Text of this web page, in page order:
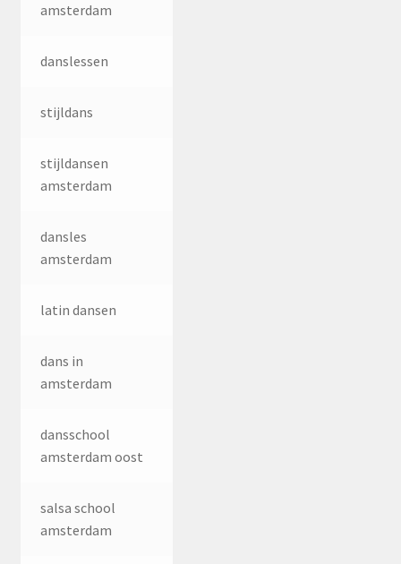
amsterdam
danslessen
stijldans
stijldansen
amsterdam
dansles
amsterdam
latin dansen
dans in
amsterdam
dansschool
amsterdam oost
salsa school
amsterdam